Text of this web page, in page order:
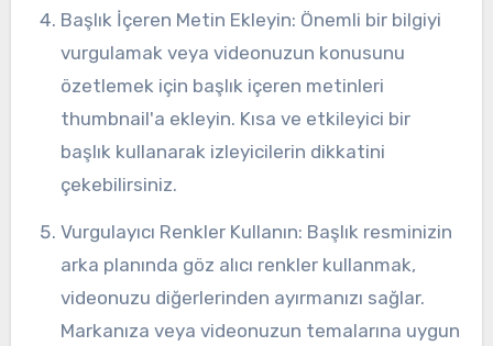
Başlık İçeren Metin Ekleyin: Önemli bir bilgiyi
vurgulamak veya videonuzun konusunu
özetlemek için başlık içeren metinleri
thumbnail'a ekleyin. Kısa ve etkileyici bir
başlık kullanarak izleyicilerin dikkatini
çekebilirsiniz.
Vurgulayıcı Renkler Kullanın: Başlık resminizin
arka planında göz alıcı renkler kullanmak,
videonuzu diğerlerinden ayırmanızı sağlar.
Markanıza veya videonuzun temalarına uygun